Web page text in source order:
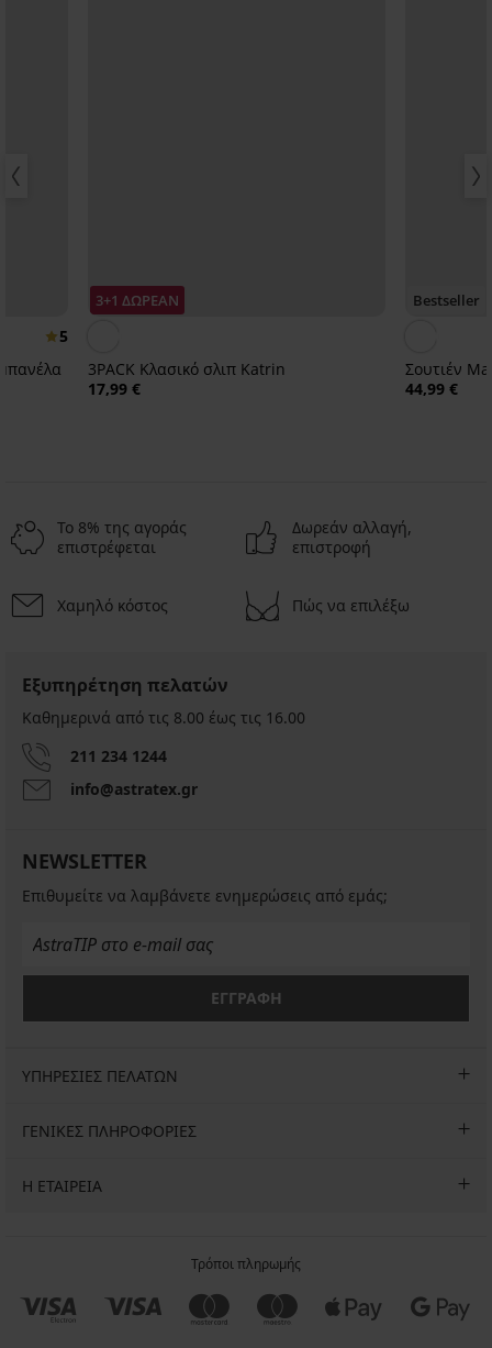
5
3+1 ΔΩΡΕΑΝ
3PACK Κλασικό σλιπ Katrin
17,99 €
Bestseller
Σουτιέν
44,99 €
Το 8% της αγοράς
επιστρέφεται
Δωρεάν αλλαγή,
επιστροφή
Χαμηλό κόστος Πώς να επιλέξω
Εξυπηρέτηση πελατών
Καθημερινά από τις 8.00 έως τις 16.00
211 234 1244
info@astratex.gr
NEWSLETTER
Επιθυμείτε να λαμβάνετε ενημερώσεις από εμάς;
ΕΓΓΡΑΦΗ
ΥΠΗΡΕΣΙΕΣ ΠΕΛΑΤΩΝ
ΓΕΝΙΚΕΣ ΠΛΗΡΟΦΟΡΙΕΣ
Η ΕΤΑΙΡΕΙΑ
Τρόποι πληρωμής